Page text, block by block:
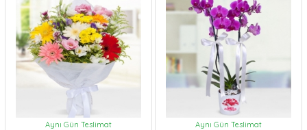
Aynı Gün Teslimat Aynı Gün Teslimat